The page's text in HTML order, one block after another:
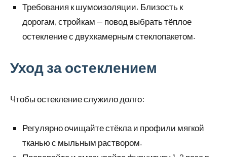
Требования к шумоизоляции. Близость к
дорогам, стройкам — повод выбрать тёплое
остекление с двухкамерным стеклопакетом.
Уход за остеклением
Чтобы остекление служило долго:
Регулярно очищайте стёкла и профили мягкой
тканью с мыльным раствором.